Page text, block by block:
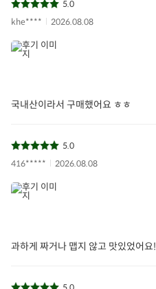
5.0
khe****
2026.08.08
국내산이라서 구매했어요 ㅎㅎ
5.0
416*****
2026.08.08
과하게 짜거나 맵지 않고 맛있었어요!